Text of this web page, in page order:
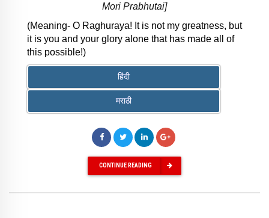
Mori Prabhutai]
(Meaning- O Raghuraya! It is not my greatness, but
it is you and your glory alone that has made all of
this possible!)
हिंदी
मराठी
CONTINUE READING